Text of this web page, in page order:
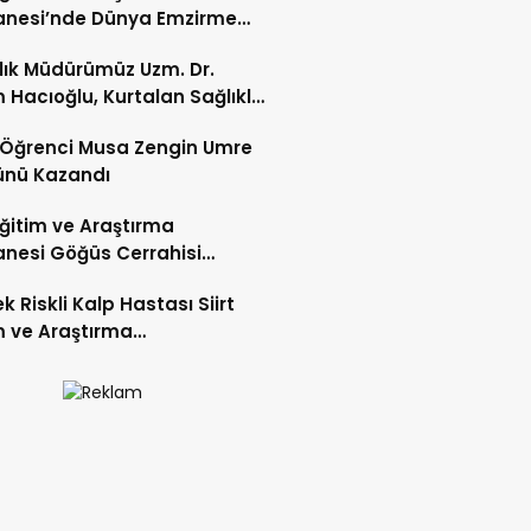
Dünya Emzirme
Müdürümüz Uzm. Dr.
Hacıoğlu, Kurtalan Sağlıklı
Musa Zengin Umre
Kazandı
ve Araştırma
Göğüs Cerrahisi
Nodülleri Her Zaman
Anlamına Gelmez”
Riskli Kalp Hastası Siirt
ve Araştırma